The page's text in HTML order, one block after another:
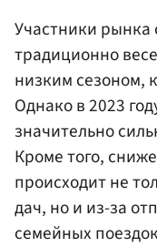
Участники рынка
традиционно
низким сезоном,
Однако в 2023
значительно
Кроме того,
происходит не
дач, но и из-за
семейных